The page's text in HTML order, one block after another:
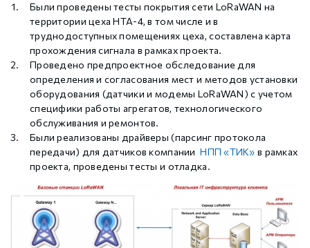
Были проведены тесты покрытия сети LoRaWAN на
территории цеха НТА-4, в том числе и в
труднодоступных помещениях цеха, составлена карта
прохождения сигнала в рамках проекта.
Проведено предпроектное обследование для
определения и согласования мест и методов установки
оборудования (датчики и модемы LoRaWAN) с учетом
специфики работы агрегатов, технологического
обслуживания и ремонтов.
Были реализованы драйверы (парсинг протокола
передачи) для датчиков компанииНПП «ТИК» в рамках
проекта, проведены тесты и отладка.